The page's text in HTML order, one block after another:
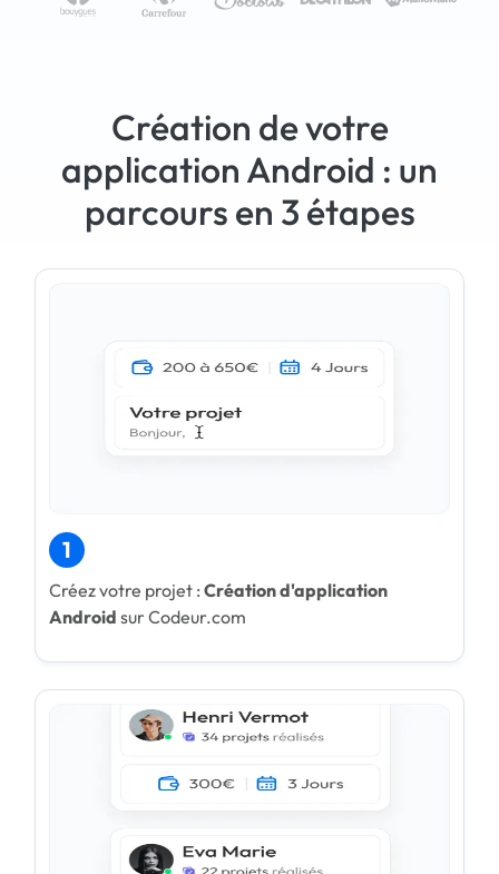
Création de votre
application Android : un
parcours en 3 étapes
1
Créez votre projet : Création d'application
Android sur Codeur.com